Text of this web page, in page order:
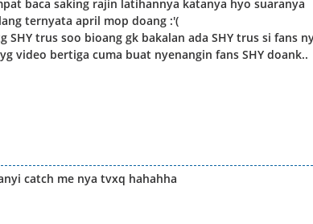
baca saking rajin latihannya katanya hyo suaranya
ternyata april mop doang :'(
trus soo bioang gk bakalan ada SHY trus si fans
video bertiga cuma buat nyenangin fans SHY doank..
catch me nya tvxq hahahha